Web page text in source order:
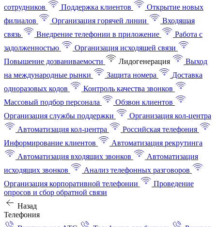
сотрудников
Поддержка клиентов
Открытие новых
филиалов
Организация горячей линии
Входящая
связь
Внедрение телефонии в приложение
Работа с
задолженностью
Организация исходящей связи
Повышение дозваниваемости
Лидогенерация
Выход
на международные рынки
Защита номера
Доставка
одноразовых кодов
Контроль качества звонков
Массовый подбор персонала
Обзвон клиентов
Организация службы поддержки
Организация кол-центра
Автоматизация кол-центра
Российская телефония
Информирование клиентов
Автоматизация рекрутинга
Автоматизация входящих звонков
Автоматизация
исходящих звонков
Анализ телефонных разговоров
Организация корпоративной телефонии
Проведение
опросов и сбор обратной связи
Назад
Телефония